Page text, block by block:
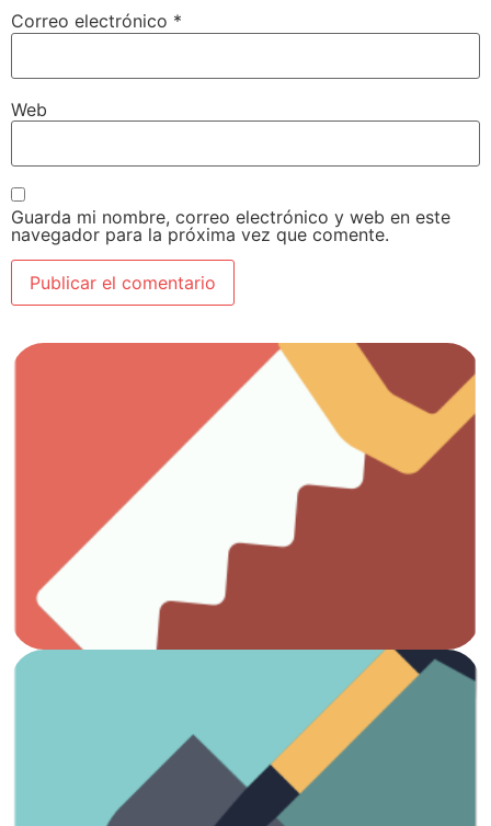
Correo electrónico *
Web
Guarda mi nombre, correo electrónico y web en este
navegador para la próxima vez que comente.
Carpintería
Todo lo que necesitas para el trabajo con madera.
¡Es hora de arreglar el jardín!
Ver artículos